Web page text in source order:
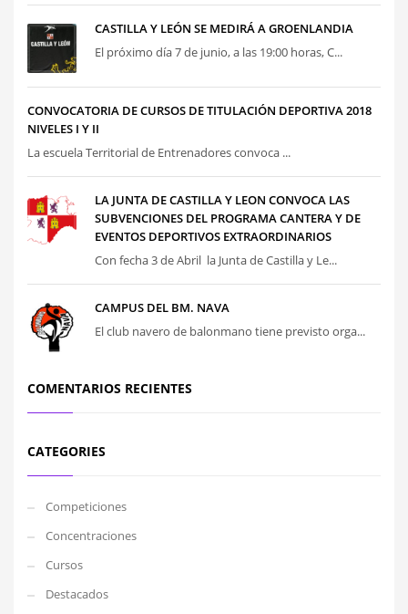
CASTILLA Y LEÓN SE MEDIRÁ A GROENLANDIA
El próximo día 7 de junio, a las 19:00 horas, C...
CONVOCATORIA DE CURSOS DE TITULACIÓN DEPORTIVA 2018
NIVELES I Y II
La escuela Territorial de Entrenadores convoca ...
LA JUNTA DE CASTILLA Y LEON CONVOCA LAS
SUBVENCIONES DEL PROGRAMA CANTERA Y DE
EVENTOS DEPORTIVOS EXTRAORDINARIOS
Con fecha 3 de Abril la Junta de Castilla y Le...
CAMPUS DEL BM. NAVA
El club navero de balonmano tiene previsto orga...
COMENTARIOS RECIENTES
CATEGORIES
Competiciones
Concentraciones
Cursos
Destacados